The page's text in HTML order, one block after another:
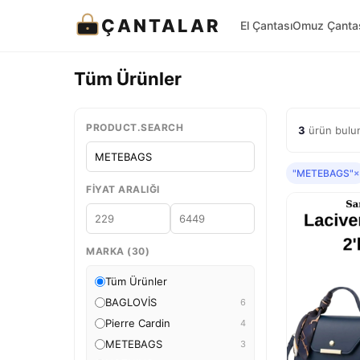
ÇANTALAR El ÇantasıOmuz
Tüm Ürünler
PRODUCT.SEARCH
FIYAT ARALIĞI
MARKA (30)
Tüm Ürünler
BAGLOVİS
6
Pierre Cardin 4
METEBAGS 3
3 ürün
"METEBAGS"×